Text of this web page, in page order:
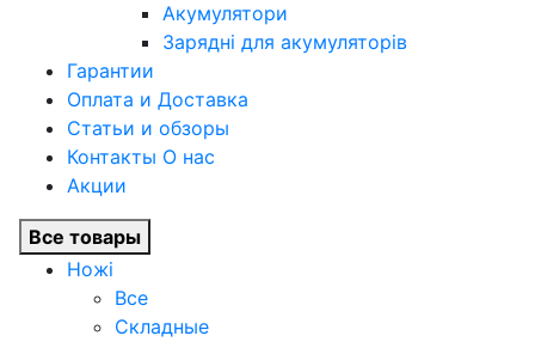
Акумулятори
Зарядні для акумуляторів
Гарантии
Оплата и Доставка
Статьи и обзоры
Контакты О нас
Акции
Все товары
Ножі
Все
Складные